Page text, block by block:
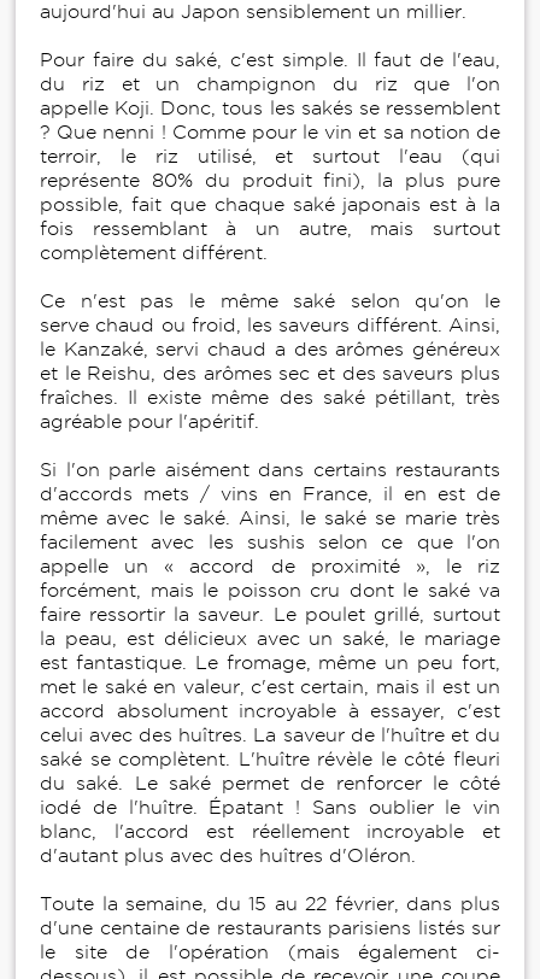
aujourd'hui au Japon sensiblement un millier.
Pour faire du saké, c'est simple. Il faut de l'eau,
du riz et un champignon du riz que l'on
appelle Koji. Donc, tous les sakés se ressemblent
? Que nenni ! Comme pour le vin et sa notion de
terroir, le riz utilisé, et surtout l'eau (qui
représente 80% du produit fini), la plus pure
possible, fait que chaque saké japonais est à la
fois ressemblant à un autre, mais surtout
complètement différent.
Ce n'est pas le même saké selon qu'on le
serve chaud ou froid, les saveurs différent. Ainsi,
le Kanzaké, servi chaud a des arômes généreux
et le Reishu, des arômes sec et des saveurs plus
fraîches. Il existe même des saké pétillant, très
agréable pour l'apéritif.
Si l'on parle aisément dans certains restaurants
d'accords mets / vins en France, il en est de
même avec le saké. Ainsi, le saké se marie très
facilement avec les sushis selon ce que l'on
appelle un « accord de proximité », le riz
forcément, mais le poisson cru dont le saké va
faire ressortir la saveur. Le poulet grillé, surtout
la peau, est délicieux avec un saké, le mariage
est fantastique. Le fromage, même un peu fort,
met le saké en valeur, c'est certain, mais il est un
accord absolument incroyable à essayer, c'est
celui avec des huîtres. La saveur de l'huître et du
saké se complètent. L'huître révèle le côté fleuri
du saké. Le saké permet de renforcer le côté
iodé de l'huître. Épatant ! Sans oublier le vin
blanc, l'accord est réellement incroyable et
d'autant plus avec des huîtres d'Oléron.
Toute la semaine, du 15 au 22 février, dans plus
d'une centaine de restaurants parisiens listés sur
le site de l'opération (mais également ci-